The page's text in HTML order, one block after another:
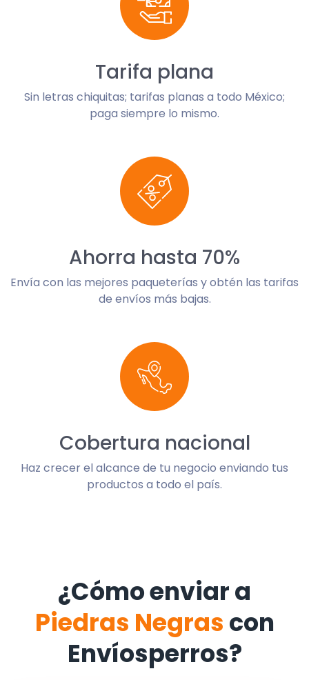
Tarifa plana
Sin letras chiquitas; tarifas planas a todo México;
paga siempre lo mismo.
Ahorra hasta 70%
Envía con las mejores paqueterías y obtén las tarifas
de envíos más bajas.
Cobertura nacional
Haz crecer el alcance de tu negocio enviando tus
productos a todo el país.
¿Cómo enviar a
Piedras Negras con
Envíosperros?